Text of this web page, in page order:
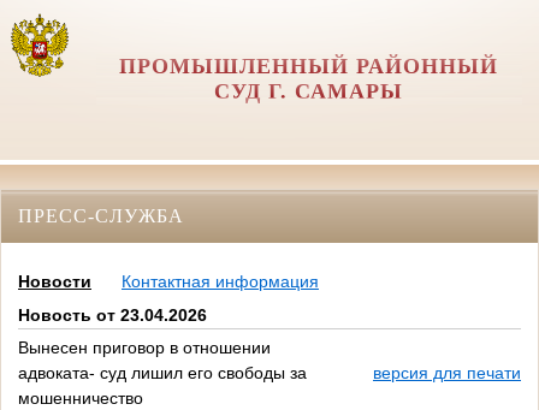
ПРОМЫШЛЕННЫЙ РАЙОННЫЙ
СУД Г. САМАРЫ
ПРЕСС-СЛУЖБА
Новости
Контактная информация
Новость от 23.04.2026
Вынесен приговор в отношении
адвоката- суд лишил его свободы за
мошенничество
версия для печати